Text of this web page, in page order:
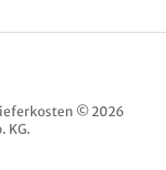
© 2026
KG.